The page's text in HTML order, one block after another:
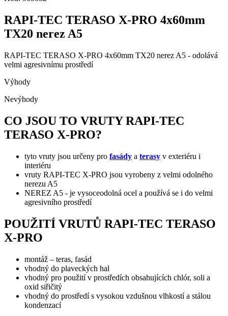
RAPI-TEC TERASO X-PRO 4x60mm
TX20 nerez A5
RAPI-TEC TERASO X-PRO 4x60mm TX20 nerez A5 - odolává
velmi agresivnímu prostředí
Výhody
Nevýhody
CO JSOU TO VRUTY RAPI-TEC
TERASO X-PRO?
tyto vruty jsou určeny pro fasády a terasy v exteriéru i
interiéru
vruty RAPI-TEC X-PRO jsou vyrobeny z velmi odolného
nerezu A5
NEREZ A5 - je vysoceodolná ocel a používá se i do velmi
agresivního prostředí
POUŽITÍ VRUTŮ RAPI-TEC TERASO
X-PRO
montáž – teras, fasád
vhodný do plaveckých hal
vhodný pro použití v prostředích obsahujících chlór, soli a
oxid siřičitý
vhodný do prostředí s vysokou vzdušnou vlhkostí a stálou
kondenzací